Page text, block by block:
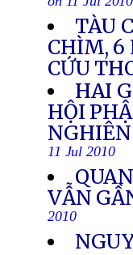
on 11 Jul 2010
TÀU
CHÌM, 6
CỨU
HAI
HỘI
11 Jul 2010
VẪN
2010